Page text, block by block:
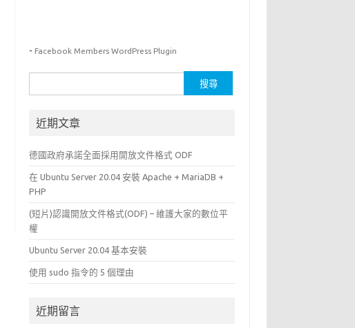
- Facebook Members WordPress Plugin
尋
鍵近期文章
德國政府承諾全面採用開放文件格式 ODF
在 Ubuntu Server 20.04 安裝 Apache + MariaDB +
PHP
(短片)認識開放文件格式(ODF) – 維護大家的數位平
權
Ubuntu Server 20.04 基本安裝
使用 sudo 指令的 5 個理由
近期留言